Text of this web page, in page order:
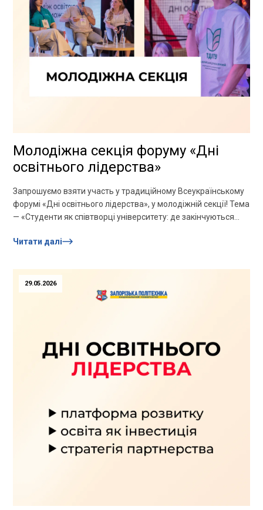
Молодіжна секція форуму «Дні
освітнього лідерства»
Запрошуємо взяти участь у традиційному Всеукраїнському
форумі «Дні освітнього лідерства», у молодіжній секції! Тема
— «Студенти як співтворці університету: де закінчуються
Читати далі
29.05.2026